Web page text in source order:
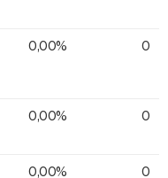
0,00% 0
0,00% 0
0,00% 0